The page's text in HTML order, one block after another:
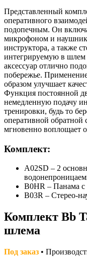
Представленный
оперативного
подопечным. Он
микрофоном и
инструктора, а также
интегрируемую в шлем
аксессуар отлично
побережье.
образом улучшает
Функция постоянной
немедленную подачу
тренировки, будь то
оперативной обратной
мгновенно воплощает
Комплект:
А02SD – 2
B0HR – Панама
B03R – Стерео-
Комплект Bb
шлема
Под заказ •